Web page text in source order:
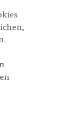
1820
Straße 48